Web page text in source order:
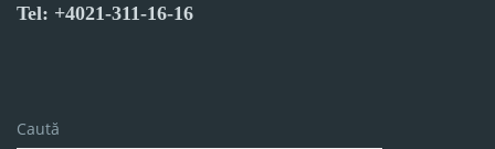
Tel: +4021-311-16-16
Caută